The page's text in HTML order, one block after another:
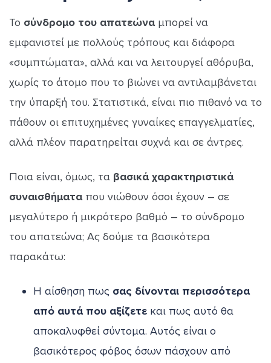
Το σύνδρομο του απατεώναμπορεί να
εμφανιστεί με πολλούς τρόπους και διάφορα
«συμπτώματα», αλλά και να λειτουργεί αθόρυβα,
χωρίς το άτομο που το βιώνει να αντιλαμβάνεται
την ύπαρξή του. Στατιστικά, είναι πιο πιθανό να το
πάθουν οι επιτυχημένες γυναίκες επαγγελματίες,
αλλά πλέον παρατηρείται συχνά και σε άντρες.
Ποια είναι, όμως, τα βασικά χαρακτηριστικά
συναισθήματαπου νιώθουν όσοι έχουν – σε
μεγαλύτερο ή μικρότερο βαθμό – το σύνδρομο
του απατεώνα; Ας δούμε τα βασικότερα
παρακάτω:
Η αίσθηση πως σας δίνονται περισσότερα
από αυτά που αξίζετε και πως αυτό θα
αποκαλυφθεί σύντομα. Αυτός είναι ο
βασικότερος φόβος όσων πάσχουν από